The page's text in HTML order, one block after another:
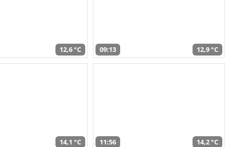
12,6 °C 09:13 12,9 °C
14,1 °C 11:56 14,2 °C